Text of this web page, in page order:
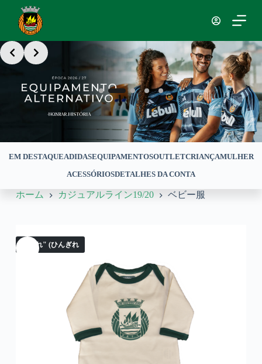
コ
ン
ン
ツ
Slide 2 of 5
EM DESTAQUEADIDASEQUIPAMENTOSOUTLETCRIANÇAMULHER
ACESSÓRIOSDETALHES DA CONTA
ホーム カジュアルライン19/20 ベビー服
品切れ" (ひんぎれ